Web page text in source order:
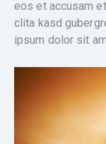
eos et accusam
clita kasd
ipsum dolor sit